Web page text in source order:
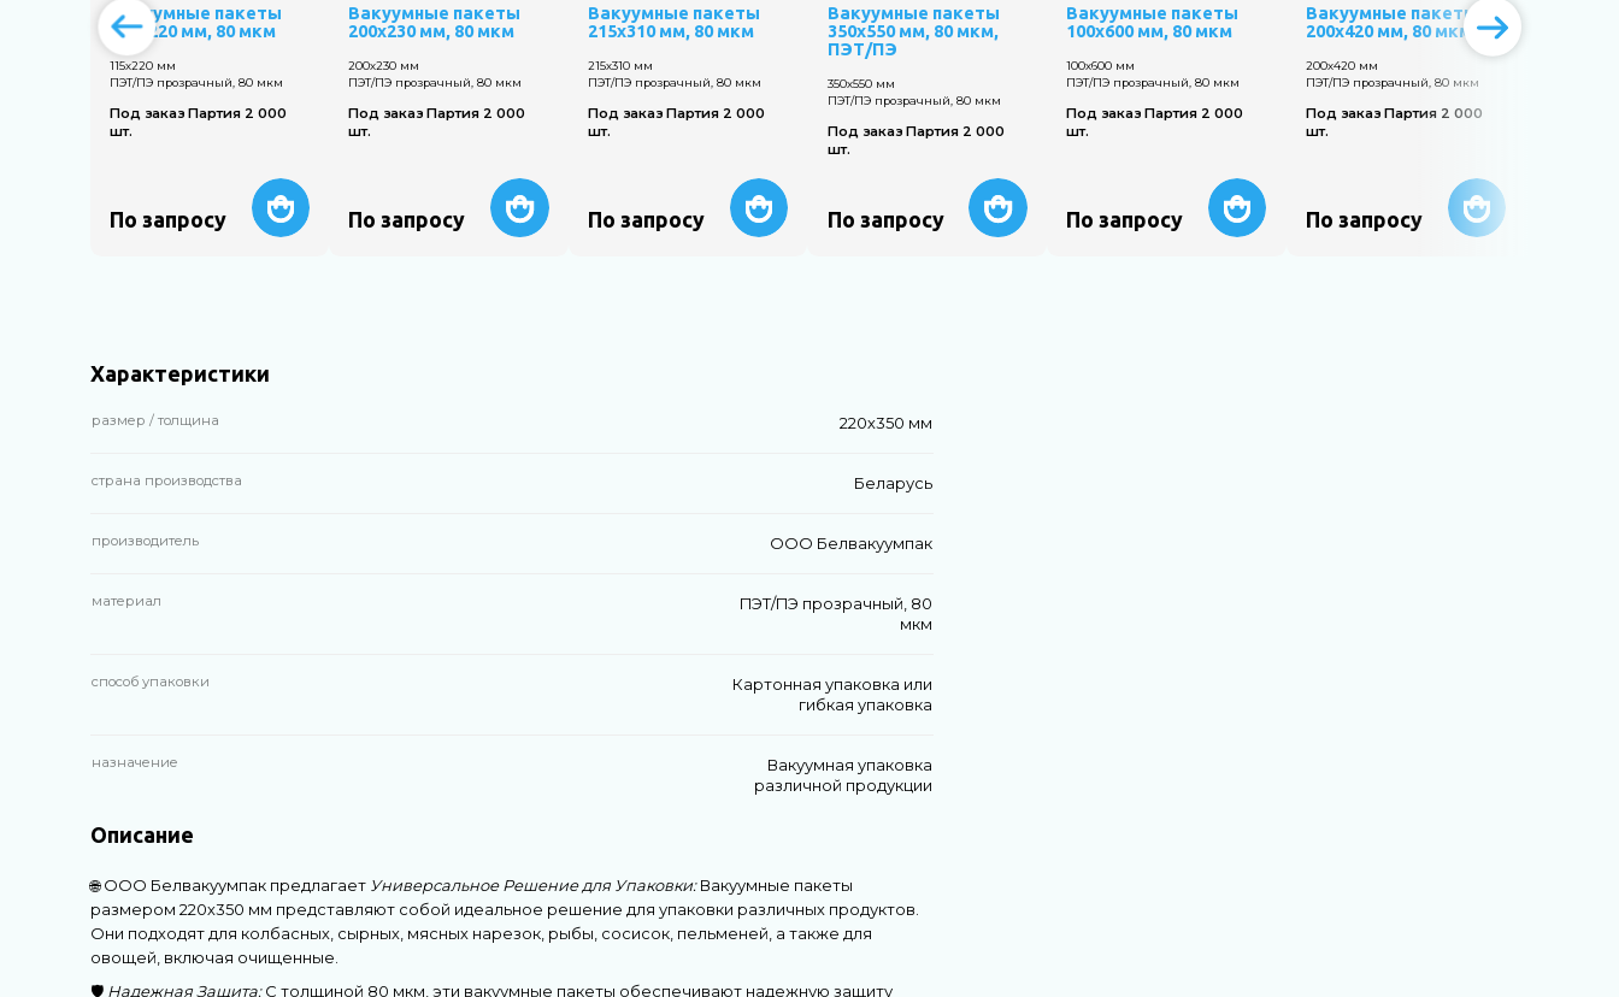
Вакуумные пакеты
115х220 мм, 80 мкм
115х220 мм
ПЭТ/ПЭ прозрачный, 80 мкм
Под заказ Партия 2 000
шт.
По запросу
Вакуумные пакеты
200х230 мм, 80 мкм
200х230 мм
ПЭТ/ПЭ прозрачный, 80 мкм
Под заказ Партия 2 000
шт.
По запросу
Вакуумные пакеты
215х310 мм, 80 мкм
215х310 мм
ПЭТ/ПЭ прозрачный, 80 мкм
Под заказ Партия 2 000
шт.
По запросу
Вакуумные пакеты
350х550 мм, 80 мкм,
ПЭТ/ПЭ
350х550 мм
ПЭТ/ПЭ прозрачный, 80 мкм
Под заказ Партия 2 000
шт.
По запросу
Вакуумные пакеты
100х600 мм, 80 мкм
100х600 мм
ПЭТ/ПЭ прозрачный, 80 мкм
Под заказ Партия 2 000
шт.
По запросу
Вакуумные пакеты
200х420 мм, 80 мкм
200х420 мм
ПЭТ/ПЭ прозрачный, 80 мкм
Под заказ Партия 2 000
шт.
По запросу
Характеристики
размер / толщина 220х350 мм
страна производства Беларусь
производитель ООО Белвакуумпак
материал
ПЭТ/ПЭ прозрачный, 80
мкм
способ упаковки
Картонная упаковка или
гибкая упаковка
назначение
Вакуумная упаковка
различной продукции
Описание
🌐 ООО Белвакуумпак предлагает Универсальное Решение для Упаковки:Вакуумные пакеты
размером 220х350 мм представляют собой идеальное решение для упаковки различных продуктов.
Они подходят для колбасных, сырных, мясных нарезок, рыбы, сосисок, пельменей, а также для
овощей, включая очищенные.
🛡️ Надежная Защита:С толщиной 80 мкм, эти вакуумные пакеты обеспечивают надежную защиту